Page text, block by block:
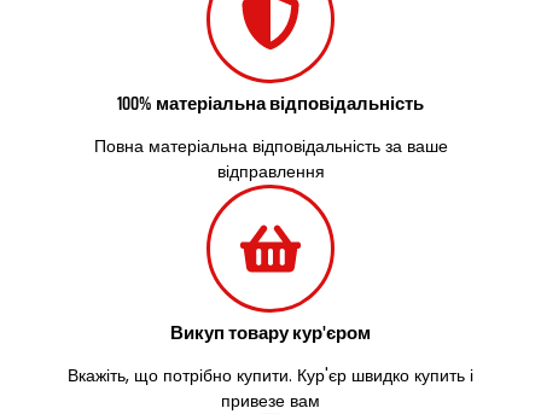
100% матеріальна відповідальність
Повна матеріальна відповідальність за ваше
відправлення
Викуп товару кур'єром
Вкажіть, що потрібно купити. Кур'єр швидко купить і
привезе вам
Великий Омеляник
Верхнедніпровськ
Вишневе